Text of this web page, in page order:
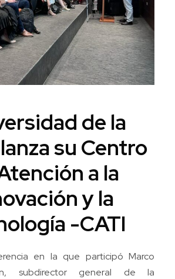
de la
su Centro
a la
y la
-CATI
en la que participó Marco
subdirector general de la